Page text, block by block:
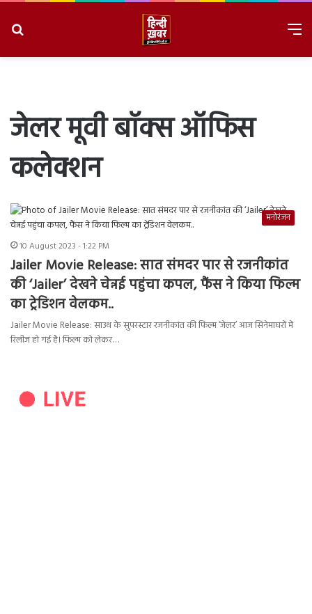
जेलर मूवी बॉक्स ऑफिस
कलेक्शन
मनोरंजन
10 August 2023 - 1:22 PM
Jailer Movie Release: सात संमदर पार से रजनीकांत
की ‘Jailer’ देखने चेन्नई पहुंचा कपल, फैंस ने किया फिल्म
का ट्रेडिशन वेलकम..
Jailer Movie Release: साउथ के सुपरस्टार रजनीकांत की फिल्म ‘जेलर’ आज सिनेमाघरों में
रिलीज हो गई है। फिल्म को लेकर…